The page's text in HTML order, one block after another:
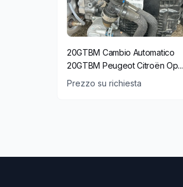
20GTBM Cambio Automatico
20GTBM Peugeot Citroën Op...
Prezzo su richiesta